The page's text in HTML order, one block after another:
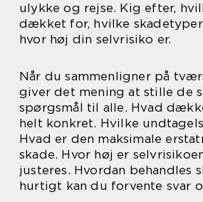
ulykke og rejse. Kig efter,
dækket for, hvilke
hvor høj din selvrisiko er.
Når du sammenligner på
giver det mening at stille de
spørgsmål til alle. Hvad
helt konkret. Hvilke
Hvad er den maksimale
skade. Hvor høj er
justeres. Hvordan behandles
hurtigt kan du forvente svar